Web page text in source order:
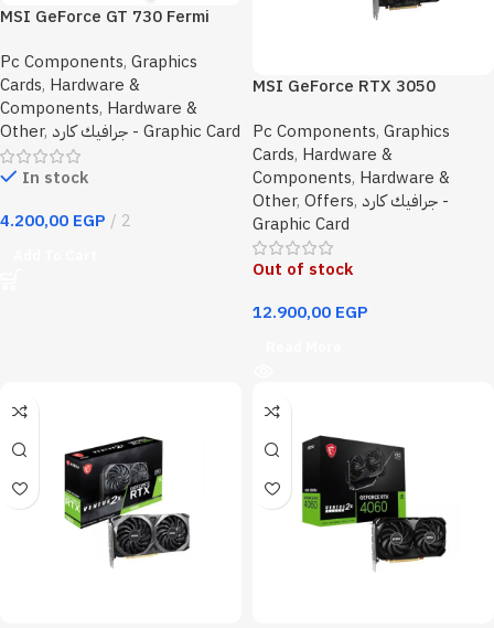
MSI GeForce GT 730 Fermi
Pc Components, Graphics
Cards, Hardware &
Components, Hardware &
Other,
جرافيك كارد - Graphic Card
In stock
4.200,00 EGP 2
MSI GeForce RTX 3050
Card
Pc Components, Graphics
Cards, Hardware &
Components, Hardware &
Other, Offers, جرافيك كارد -
Graphic Card
Out of stock
12.900,00 EGP